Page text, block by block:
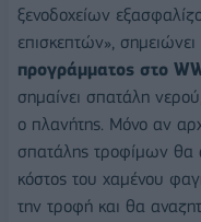
ξενοδοχείων
επισκεπτών», σημειώνει
προγράμματος στο
σημαίνει σπατάλη
ο πλανήτης. Μόνο αν
σπατάλης τροφίμων θα
κόστος του χαμένου
την τροφή και θα